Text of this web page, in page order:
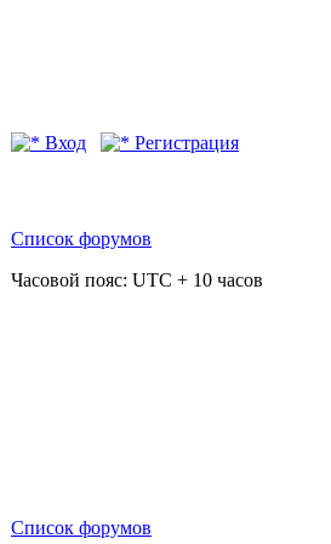
Вход Регистрация
Список форумов
Часовой пояс: UTC + 10 часов
Список форумов